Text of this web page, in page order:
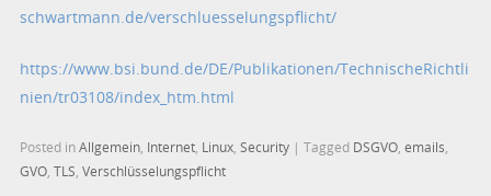
schwartmann.de/verschluesselungspflicht/
https://www.bsi.bund.de/DE/Publikationen/TechnischeRichtli
nien/tr03108/index_htm.html
Posted inAllgemein Internet Linux ,Security |Tagged DSGVO ,emails
GVO ,TLS ,Verschlüsselungspflicht